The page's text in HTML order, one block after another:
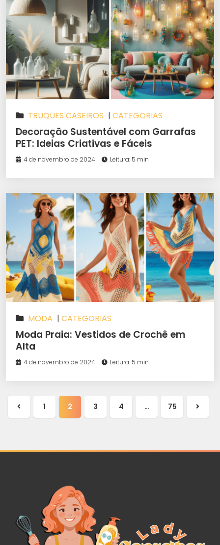
TRUQUES CASEIROS | CATEGORIAS
Decoração Sustentável com Garrafas
PET: Ideias Criativas e Fáceis
4 de novembro de 2024 Leitura: 5 min
MODA | CATEGORIAS
Moda Praia: Vestidos de Crochê em
Alta
4 de novembro de 2024 Leitura: 5 min
1 2 3 4 … 75